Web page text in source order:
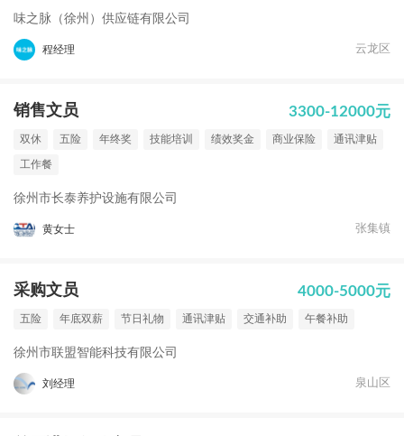
味之脉（徐州）供应链有限公司
程经理 云龙区
销售文员 3300-12000元
双休 五险 年终奖 技能培训 绩效奖金 商业保险 通讯津贴
工作餐
徐州市长泰养护设施有限公司
黄女士 张集镇
采购文员 4000-5000元
五险 年底双薪 节日礼物 通讯津贴 交通补助 午餐补助
徐州市联盟智能科技有限公司
刘经理 泉山区